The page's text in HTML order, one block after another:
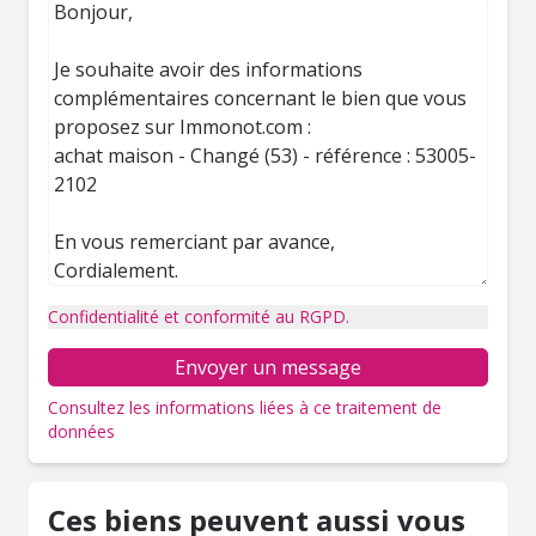
Confidentialité et conformité au RGPD.
Envoyer un message
Consultez les informations liées à ce traitement de
données
Ces biens peuvent aussi vous